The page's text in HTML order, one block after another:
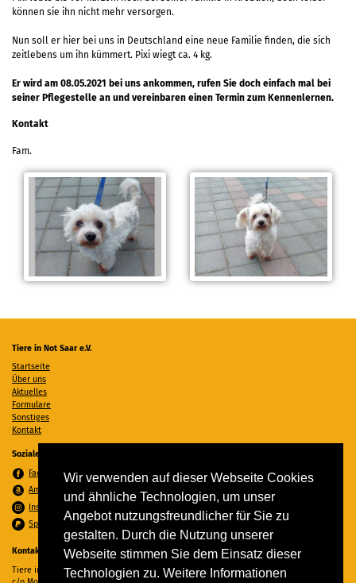
Wir verwenden auf dieser Webseite Cookies
und ähnliche Technologien, um unser
Angebot nutzungsfreundlicher für Sie zu
gestalten. Durch die Nutzung unserer
Webseite stimmen Sie dem Einsatz dieser
Technologien zu. Weitere Informationen
können sie ihn nicht mehr versorgen.
Nun soll er hier bei uns in Deutschland eine neue Familie finden, die sich
zeitlebens um ihn kümmert. Pixi wiegt ca. 4 kg.
Er wird am 08.05.2021 bei uns ankommen, rufen Sie doch einfach mal bei
seiner Pflegestelle an und vereinbaren einen Termin zum Kennenlernen.
Kontakt
Fam.
Tiere in Not Saar e.V.
Startseite
Über uns
Aktuelles
Formulare
Sonstiges
Kontakt
Soziale Medien
Facebook
Amazon Wunschzettel
Instagram
Spenden per PayPal
Kontakt
Tiere in Not Saar e.V.